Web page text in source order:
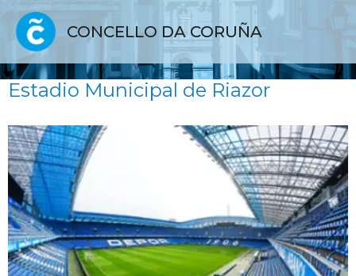
CONCELLO DA CORUÑA
Estadio Municipal de Riazor